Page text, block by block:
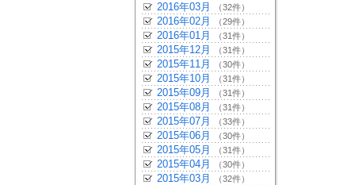
2016年03月 （32件）
2016年02月 （29件）
2016年01月 （31件）
2015年12月 （31件）
2015年11月 （30件）
2015年10月 （31件）
2015年09月 （31件）
2015年08月 （31件）
2015年07月 （33件）
2015年06月 （30件）
2015年05月 （31件）
2015年04月 （30件）
2015年03月 （32件）